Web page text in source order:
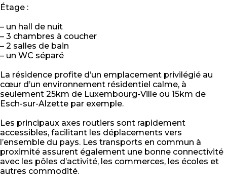
Étage :
– un hall de nuit
– 3 chambres à coucher
– 2 salles de bain
– un WC séparé
La résidence profite d’un emplacement privilégié au
cœur d’un environnement résidentiel calme, à
seulement 25km de Luxembourg-Ville ou 15km de
Esch-sur-Alzette par exemple.
Les principaux axes routiers sont rapidement
accessibles, facilitant les déplacements vers
l’ensemble du pays. Les transports en commun à
proximité assurent également une bonne connectivité
avec les pôles d’activité, les commerces, les écoles et
autres commodité.